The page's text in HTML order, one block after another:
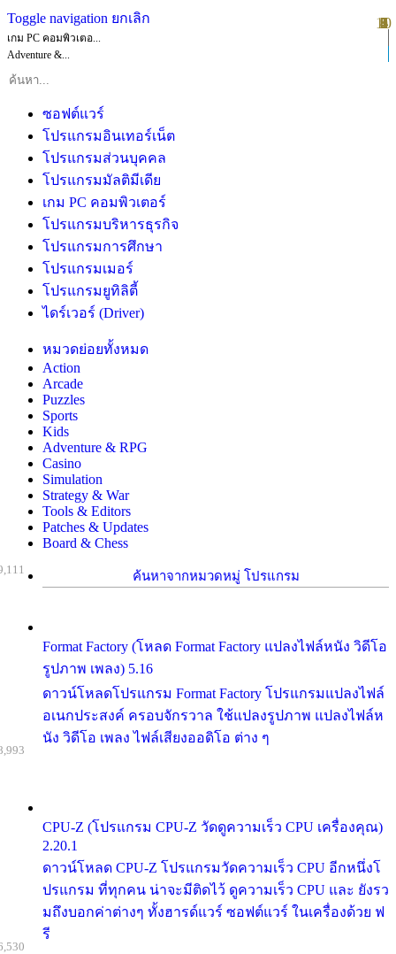
Toggle navigation ยกเลิก
เกม PC คอมพิวเตอ...
Adventure &...
ซอฟต์แวร์
โปรแกรมอินเทอร์เน็ต
โปรแกรมส่วนบุคคล
โปรแกรมมัลติมีเดีย
เกม PC คอมพิวเตอร์
โปรแกรมบริหารธุรกิจ
โปรแกรมการศึกษา
โปรแกรมเมอร์
โปรแกรมยูทิลิตี้
ไดร์เวอร์ (Driver)
หมวดย่อยทั้งหมด
Action
Arcade
Puzzles
Sports
Kids
Adventure & RPG
Casino
Simulation
Strategy & War
Tools & Editors
Patches & Updates
Board & Chess
ค้นหาจากหมวดหมู่ โปรแกรม
Format Factory (โหลด Format Factory แปลงไฟล์หนัง วิดีโอ
รูปภาพ เพลง) 5.16
ดาวน์โหลดโปรแกรม Format Factory โปรแกรมแปลงไฟล์
อเนกประสงค์ ครอบจักรวาล ใช้แปลงรูปภาพ แปลงไฟล์ห
นัง วิดีโอ เพลง ไฟล์เสียงออดิโอ ต่าง ๆ
CPU-Z (โปรแกรม CPU-Z วัดดูความเร็ว CPU เครื่องคุณ)
2.20.1
ดาวน์โหลด CPU-Z โปรแกรมวัดความเร็ว CPU อีกหนึ่งโ
ปรแกรม ที่ทุกคน น่าจะมีติดไว้ ดูความเร็ว CPU และ ยังรว
มถึงบอกค่าต่างๆ ทั้งฮารด์แวร์ ซอฟต์แวร์ ในเครื่องด้วย ฟ
รี
1
2
3
4
5
6
7
8
9
10